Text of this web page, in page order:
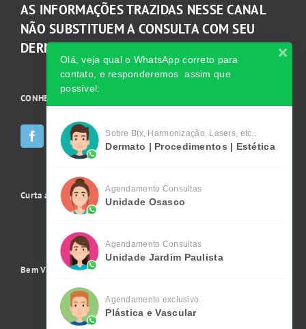
AS INFORMAÇÕES TRAZIDAS NESSE CANAL
NÃO SUBSTITUEM A CONSULTA COM SEU
DERMATOLOGISTA.
CONHEÇA AS INCRÍVEIS Redes Sociais da Clínica
Curta a gente no Facebook
Bem Vindo !
Olá, veja qual o WhatsApp correto para
contato, e responderemos assim que
possível:
Sobre Btx, Harmonização, Lasers, etc..
Dermato | Procedimentos | Estética
Agendamento Consultas
Unidade Osasco
Agendamento Consultas
Unidade Jardim Paulista
Agendamento exclusivo
Plástica e Vascular